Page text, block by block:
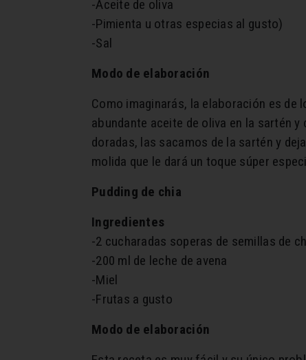
-Aceite de oliva
-Pimienta u otras especias al gusto)
-Sal
Modo de elaboración
Como imaginarás, la elaboración es de
abundante aceite de oliva en la sartén
doradas, las sacamos de la sartén y
molida que le dará un toque súper
Pudding de chia
Ingredientes
-2 cucharadas soperas de semillas de
-200 ml de leche de avena
-Miel
-Frutas a gusto
Modo de elaboración